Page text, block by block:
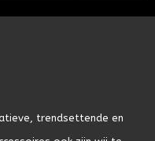
trendsettende en